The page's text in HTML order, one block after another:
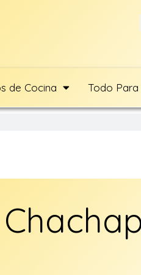
de Cocina Todo